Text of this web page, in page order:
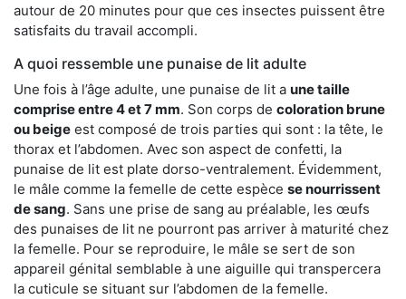
autour de 20 minutes pour que ces insectes puissent être
satisfaits du travail accompli.
A quoi ressemble une punaise de lit adulte
Une fois à l’âge adulte, une punaise de lit a une taille
comprise entre 4 et 7 mm. Son corps de coloration brune
ou beige est composé de trois parties qui sont : la tête, le
thorax et l’abdomen. Avec son aspect de confetti, la
punaise de lit est plate dorso-ventralement. Évidemment,
le mâle comme la femelle de cette espèce se nourrissent
de sang. Sans une prise de sang au préalable, les œufs
des punaises de lit ne pourront pas arriver à maturité chez
la femelle. Pour se reproduire, le mâle se sert de son
appareil génital semblable à une aiguille qui transpercera
la cuticule se situant sur l’abdomen de la femelle.